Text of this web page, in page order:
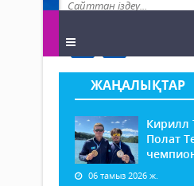
ЖАҢАЛЫҚТАР
Кирилл
Полат
06 тамыз 2026 ж.